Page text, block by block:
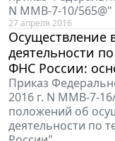
N ММВ-7-10/565@"
27 апреля 2016
Осуществление
деятельности
ФНС России:
Приказ
2016 г. N ММВ-7-
положений об
деятельности по